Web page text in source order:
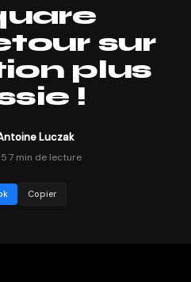
sur
plus
!
Luczak
7 min de lecture
Copier